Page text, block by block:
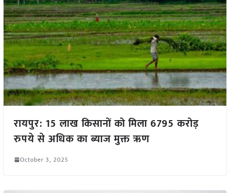
रायपुर: 15 लाख किसानों को मिला 6795 करोड़
रुपये से अधिक का ब्याज मुक्त ऋण
October 3, 2025